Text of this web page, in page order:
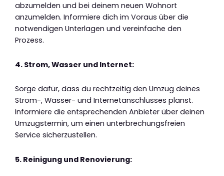
abzumelden und bei deinem neuen Wohnort
anzumelden. Informiere dich im Voraus über die
notwendigen Unterlagen und vereinfache den
Prozess.
4. Strom, Wasser und Internet:
Sorge dafür, dass du rechtzeitig den Umzug deines
Strom-, Wasser- und Internetanschlusses planst.
Informiere die entsprechenden Anbieter über deinen
Umzugstermin, um einen unterbrechungsfreien
Service sicherzustellen.
5. Reinigung und Renovierung: